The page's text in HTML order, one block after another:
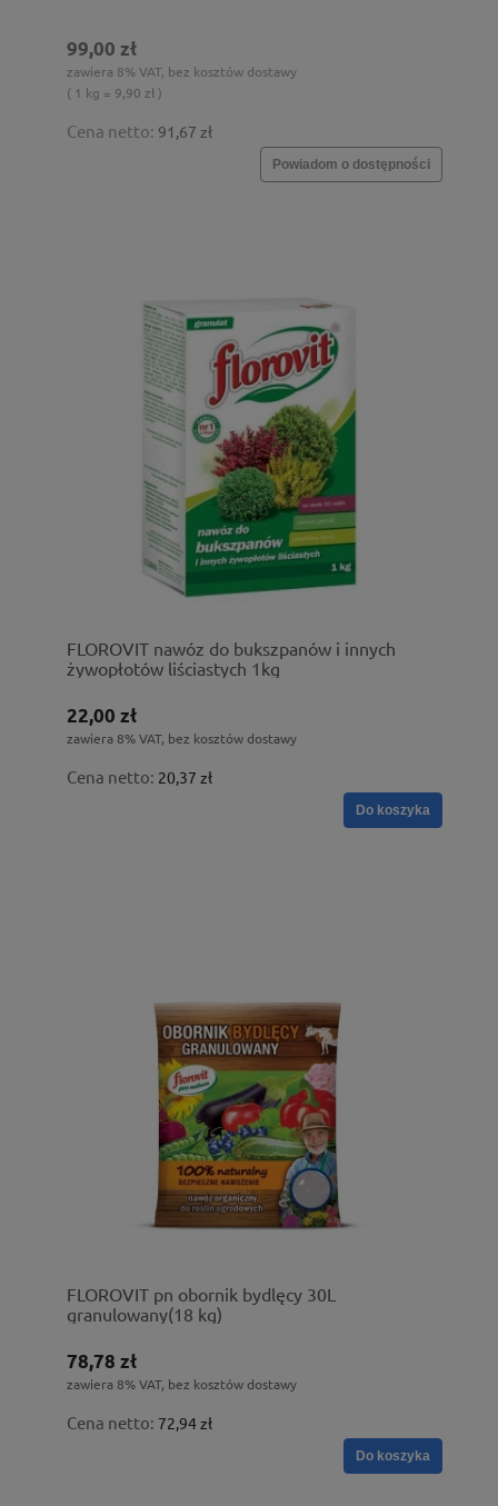
99,00 zł
zawiera 8% VAT, bez kosztów dostawy
( 1 kg = 9,90 zł )
Cena netto: 91,67 zł
Powiadom o dostępności
FLOROVIT nawóz do bukszpanów i innych
żywopłotów liściastych 1kg
22,00 zł
zawiera 8% VAT, bez kosztów dostawy
Cena netto: 20,37 zł
Do koszyka
FLOROVIT pn obornik bydlęcy 30L
granulowany(18 kg)
78,78 zł
zawiera 8% VAT, bez kosztów dostawy
Cena netto: 72,94 zł
Do koszyka